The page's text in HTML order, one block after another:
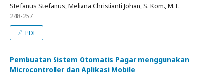
Stefanus Stefanus, Meliana Christianti Johan, S. Kom., M.T.
248-257
PDF
Pembuatan Sistem Otomatis Pagar menggunakan
Microcontroller dan Aplikasi Mobile